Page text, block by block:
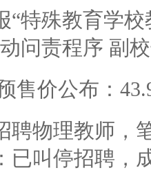
“特殊教育学
问责程序 副
售价公布：
聘物理教师，
已叫停招聘，